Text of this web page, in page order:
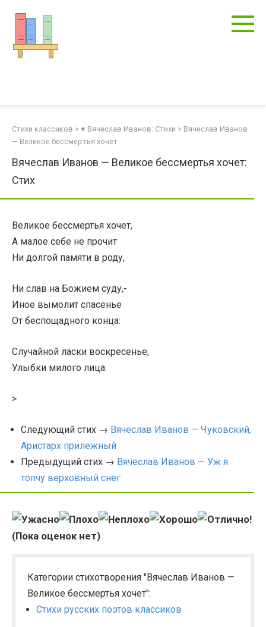
контенту
Стихи классиков > ♥ Вячеслав Иванов: Стихи > Вячеслав Иванов
— Великое бессмертья хочет
Вячеслав Иванов — Великое бессмертья хочет:
Стих
Великое бессмертья хочет,
А малое себе не прочит
Ни долгой памяти в роду,
Ни слав на Божием суду,-
Иное вымолит спасенье
От беспощадного конца:
Случайной ласки воскресенье,
Улыбки милого лица.
>
Следующий стих → Вячеслав Иванов — Чуковский,
Аристарх прилежный
Предыдущий стих → Вячеслав Иванов — Уж я
топчу верховный снег
(Пока оценок нет)
Категории стихотворения "Вячеслав Иванов —
Великое бессмертья хочет":
Стихи русских поэтов классиков